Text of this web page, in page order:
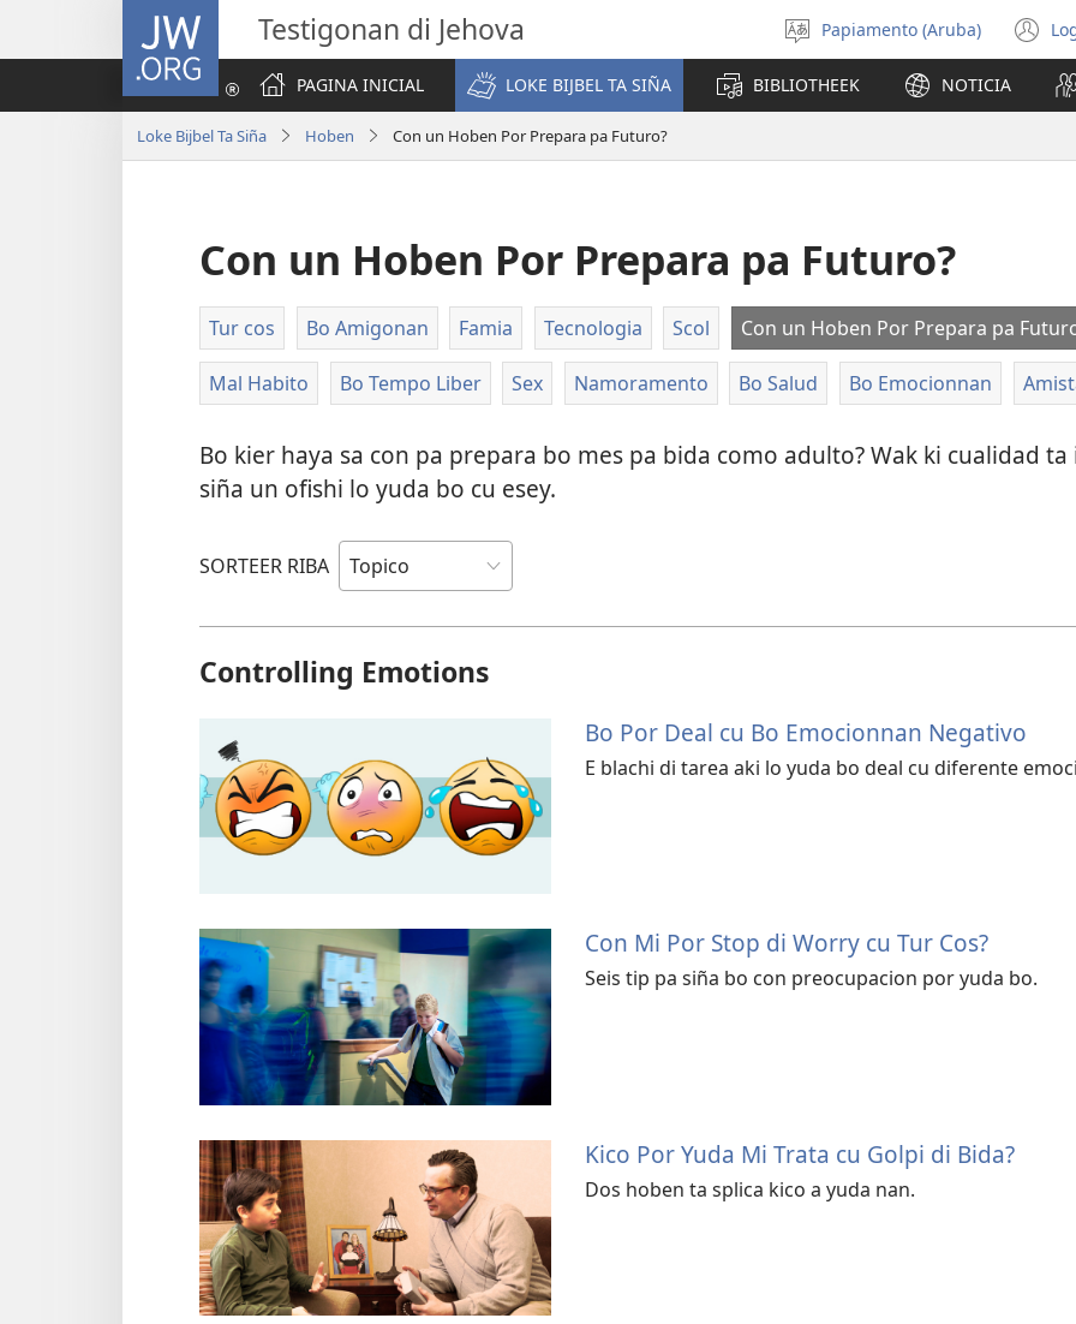
JW.ORG Testigonan di Jehova
Scoge
idioma
Papiamento (Aruba)
PAGINA INICIAL LOKE BIJBEL TA SIÑA BIBLIOTHEEK NOTICIA
Loke Bijbel Ta Siña Hoben Con un Hoben Por Prepara pa Futuro?
Con un Hoben Por Prepara pa Futuro?
Tur cos Bo Amigonan Famia Tecnologia Scol Con un Hoben Por Prepara pa
Mal Habito Bo Tempo Liber Sex Namoramento Bo Salud Bo Emocionnan
Bo kier haya sa con pa prepara bo mes pa bida como adulto? Wak ki cualidad
siña un ofishi lo yuda bo cu esey.
SORTEER RIBA
Controlling Emotions
Bo Por Deal cu Bo Emocionnan Negativo
E blachi di tarea aki lo yuda bo deal cu diferente
Con Mi Por Stop di Worry cu Tur Cos?
Seis tip pa siña bo con preocupacion por yuda bo.
Kico Por Yuda Mi Trata cu Golpi di Bida?
Dos hoben ta splica kico a yuda nan.